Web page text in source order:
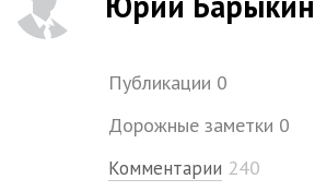
Публикации 0
Дорожные заметки 0
Комментарии 240